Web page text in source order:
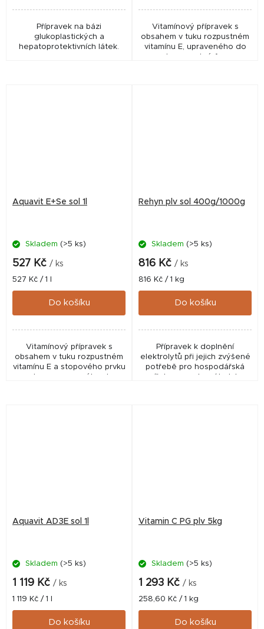
Přípravek na bázi
glukoplastických a
hepatoprotektivních látek.
Vitamínový přípravek s
obsahem v tuku rozpustném
vitamínu E, upraveného do
Aquavit E+Se sol 1l
Skladem (>5 ks)
527 Kč / ks
Měrná
cena:
527 Kč / 1 l
Do košíku
Vitamínový přípravek s
obsahem v tuku rozpustném
vitamínu E a stopového prvku
selenu, upraveného do
Rehyn plv sol 400g/1000g
Skladem (>5 ks)
816 Kč / ks
Měrná
cena:
816 Kč / 1 kg
Do košíku
Přípravek k doplnění
elektrolytů při jejich zvýšené
potřebě pro hospodářská
zvířata a sportovní holuby.
Aquavit AD3E sol 1l
Skladem (>5 ks)
1 119 Kč / ks
Měrná
cena:
1 119 Kč / 1 l
Do košíku
Vitamin C PG plv 5kg
Skladem (>5 ks)
1 293 Kč / ks
Měrná
cena:
258,60 Kč / 1 kg
Do košíku